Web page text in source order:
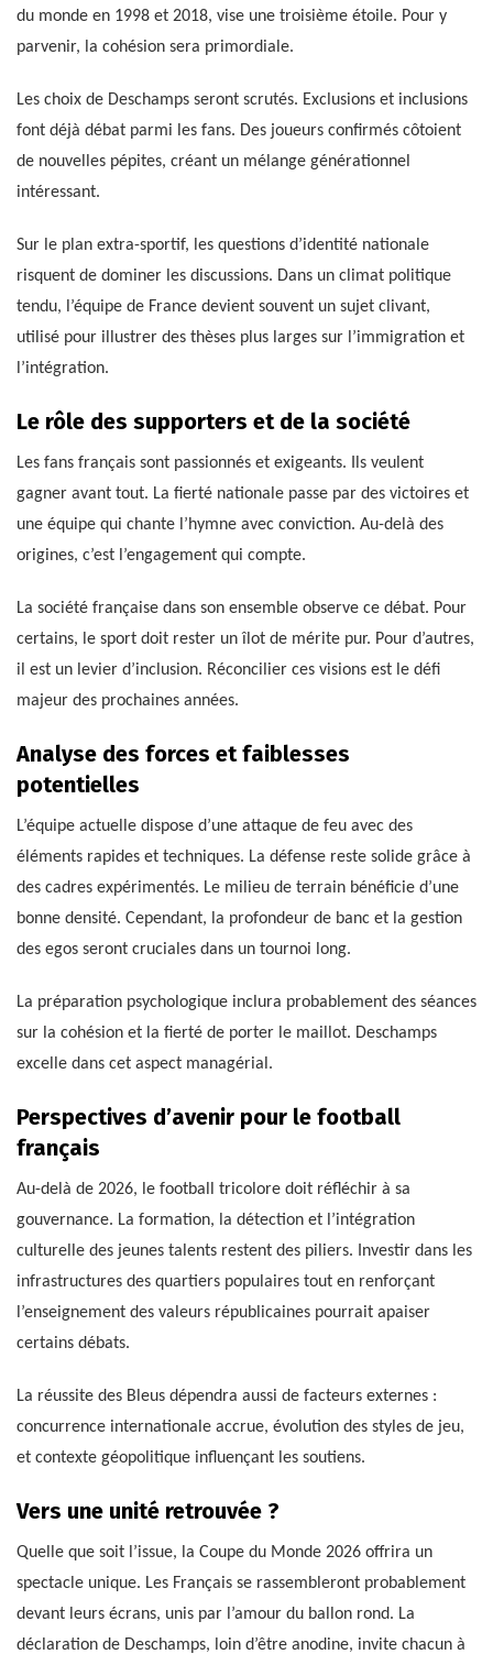
du monde en 1998 et 2018, vise une troisième étoile. Pour y
parvenir, la cohésion sera primordiale.
Les choix de Deschamps seront scrutés. Exclusions et inclusions
font déjà débat parmi les fans. Des joueurs confirmés côtoient
de nouvelles pépites, créant un mélange générationnel
intéressant.
Sur le plan extra-sportif, les questions d’identité nationale
risquent de dominer les discussions. Dans un climat politique
tendu, l’équipe de France devient souvent un sujet clivant,
utilisé pour illustrer des thèses plus larges sur l’immigration et
l’intégration.
Le rôle des supporters et de la société
Les fans français sont passionnés et exigeants. Ils veulent
gagner avant tout. La fierté nationale passe par des victoires et
une équipe qui chante l’hymne avec conviction. Au-delà des
origines, c’est l’engagement qui compte.
La société française dans son ensemble observe ce débat. Pour
certains, le sport doit rester un îlot de mérite pur. Pour d’autres,
il est un levier d’inclusion. Réconcilier ces visions est le défi
majeur des prochaines années.
Analyse des forces et faiblesses
potentielles
L’équipe actuelle dispose d’une attaque de feu avec des
éléments rapides et techniques. La défense reste solide grâce à
des cadres expérimentés. Le milieu de terrain bénéficie d’une
bonne densité. Cependant, la profondeur de banc et la gestion
des egos seront cruciales dans un tournoi long.
La préparation psychologique inclura probablement des séances
sur la cohésion et la fierté de porter le maillot. Deschamps
excelle dans cet aspect managérial.
Perspectives d’avenir pour le football
français
Au-delà de 2026, le football tricolore doit réfléchir à sa
gouvernance. La formation, la détection et l’intégration
culturelle des jeunes talents restent des piliers. Investir dans les
infrastructures des quartiers populaires tout en renforçant
l’enseignement des valeurs républicaines pourrait apaiser
certains débats.
La réussite des Bleus dépendra aussi de facteurs externes :
concurrence internationale accrue, évolution des styles de jeu,
et contexte géopolitique influençant les soutiens.
Vers une unité retrouvée ?
Quelle que soit l’issue, la Coupe du Monde 2026 offrira un
spectacle unique. Les Français se rassembleront probablement
devant leurs écrans, unis par l’amour du ballon rond. La
déclaration de Deschamps, loin d’être anodine, invite chacun à